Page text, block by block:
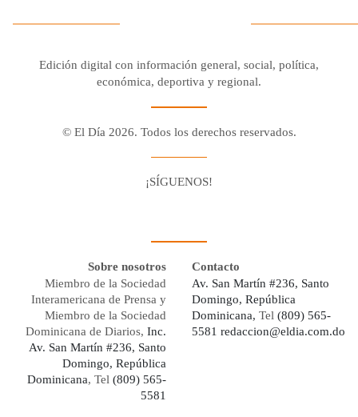
Edición digital con información general, social, política,
económica, deportiva y regional.
© El Día 2026. Todos los derechos reservados.
¡SÍGUENOS!
Sobre nosotros
Miembro de la Sociedad
Interamericana de Prensa y
Miembro de la Sociedad
Dominicana de Diarios, Inc.
Av. San Martín #236, Santo
Domingo, República
Dominicana, Tel (809) 565-
5581
Contacto
Av. San Martín #236, Santo
Domingo, República
Dominicana, Tel (809) 565-
5581 redaccion@eldia.com.do